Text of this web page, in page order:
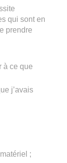
qui sont en
prendre
à ce que
j’avais
;